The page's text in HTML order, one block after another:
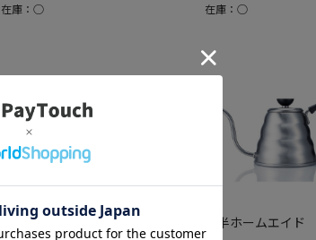
在庫：○
在庫：○
綿半ホームエイド
綿半ホームエイド